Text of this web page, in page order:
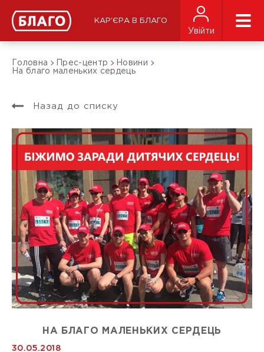
КАР'ЄРА В БЛАГО
Увійти
Головна Прес-центр
Новини
На благо маленьких сердець
Назад до списку
НА БЛАГО МАЛЕНЬКИХ СЕРДЕЦЬ
30.05.2018